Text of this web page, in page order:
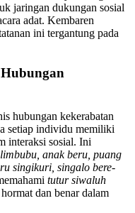
jaringan dukungan sosial
adat. Kembaren
ini tergantung pada
hubungan kekerabatan
setiap individu memiliki
interaksi sosial. Ini
anak beru, puang
singikuri, singalo bere-
tutur siwaluh
dan benar dalam